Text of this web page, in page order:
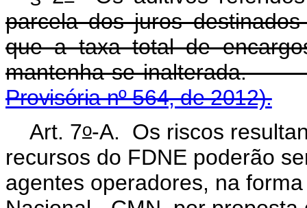
parcela dos juros
que a taxa total de
mantenha-se
Provisória nº 564, de 2012).
Art. 7o-A. Os riscos
recursos do FDNE poderão
agentes operadores, na